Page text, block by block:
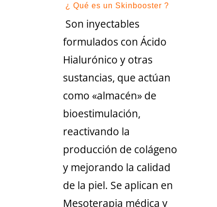
¿ Qué es un Skinbooster ?
Son inyectables
formulados con Ácido
Hialurónico y otras
sustancias, que actúan
como «almacén» de
bioestimulación,
reactivando la
producción de colágeno
y mejorando la calidad
de la piel. Se aplican en
Mesoterapia médica y